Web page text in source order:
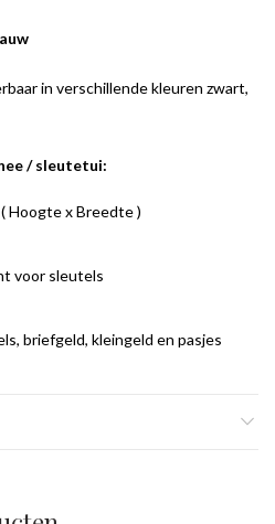
in verschillende kleuren zwart,
/ sleutetui:
Hoogte x Breedte )
voor sleutels
briefgeld, kleingeld en pasjes